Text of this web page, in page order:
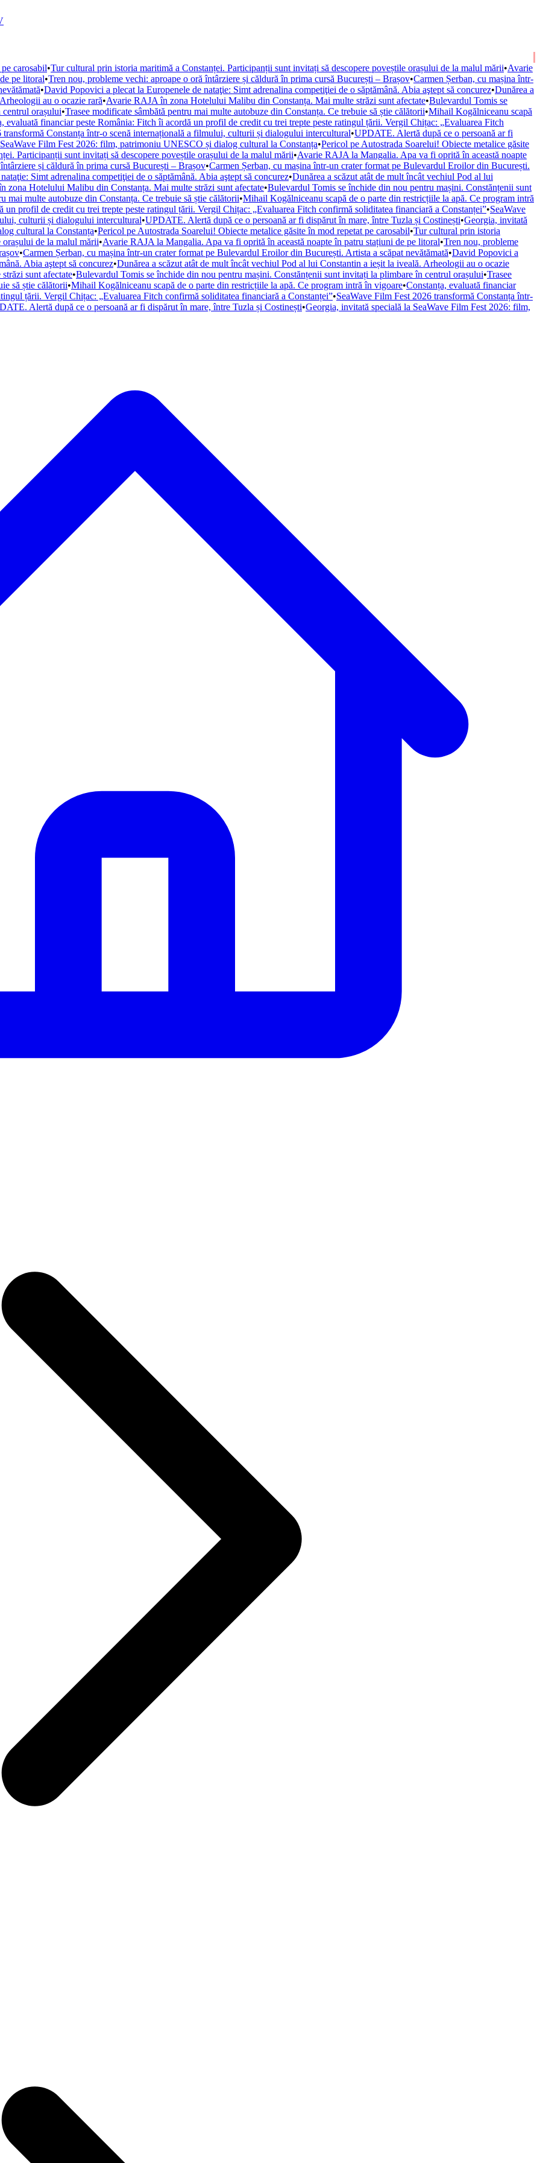
carosabil•Tur cultural prin istoria maritimă a Constanței. Participanții sunt invitați să descopere poveștile orașului de la malul mării•Avarie
pe litoral•Tren nou, probleme vechi: aproape o oră întârziere și căldură în prima cursă București – Brașov•Carmen Șerban, cu mașina într-
•David Popovici a plecat la Europenele de nataţie: Simt adrenalina competiţiei de o săptămână. Abia aştept să concurez•Dunărea a
au o ocazie rară•Avarie RAJA în zona Hotelului Malibu din Constanța. Mai multe străzi sunt afectate•Bulevardul Tomis se
orașului•Trasee modificate sâmbătă pentru mai multe autobuze din Constanța. Ce trebuie să știe călătorii•Mihail Kogălniceanu scapă
evaluată financiar peste România: Fitch îi acordă un profil de credit cu trei trepte peste ratingul țării. Vergil Chițac: „Evaluarea Fitch
transformă Constanța într-o scenă internațională a filmului, culturii și dialogului intercultural•UPDATE. Alertă după ce o persoană ar fi
Film Fest 2026: film, patrimoniu UNESCO și dialog cultural la Constanța•Pericol pe Autostrada Soarelui! Obiecte metalice găsite
Participanții sunt invitați să descopere poveștile orașului de la malul mării•Avarie RAJA la Mangalia. Apa va fi oprită în această noapte
și căldură în prima cursă București – Brașov•Carmen Șerban, cu mașina într-un crater format pe Bulevardul Eroilor din București.
Simt adrenalina competiţiei de o săptămână. Abia aştept să concurez•Dunărea a scăzut atât de mult încât vechiul Pod al lui
zona Hotelului Malibu din Constanța. Mai multe străzi sunt afectate•Bulevardul Tomis se închide din nou pentru mașini. Constănțenii sunt
mai multe autobuze din Constanța. Ce trebuie să știe călătorii•Mihail Kogălniceanu scapă de o parte din restricțiile la apă. Ce program intră
un profil de credit cu trei trepte peste ratingul țării. Vergil Chițac: „Evaluarea Fitch confirmă soliditatea financiară a Constanței”•SeaWave
culturii și dialogului intercultural•UPDATE. Alertă după ce o persoană ar fi dispărut în mare, între Tuzla și Costinești•Georgia, invitată
cultural la Constanța•Pericol pe Autostrada Soarelui! Obiecte metalice găsite în mod repetat pe carosabil•Tur cultural prin istoria
orașului de la malul mării•Avarie RAJA la Mangalia. Apa va fi oprită în această noapte în patru stațiuni de pe litoral•Tren nou, probleme
•Carmen Șerban, cu mașina într-un crater format pe Bulevardul Eroilor din București. Artista a scăpat nevătămată•David Popovici a
Abia aştept să concurez•Dunărea a scăzut atât de mult încât vechiul Pod al lui Constantin a ieșit la iveală. Arheologii au o ocazie
sunt afectate•Bulevardul Tomis se închide din nou pentru mașini. Constănțenii sunt invitați la plimbare în centrul orașului•Trasee
să știe călătorii•Mihail Kogălniceanu scapă de o parte din restricțiile la apă. Ce program intră în vigoare•Constanța, evaluată financiar
țării. Vergil Chițac: „Evaluarea Fitch confirmă soliditatea financiară a Constanței”•SeaWave Film Fest 2026 transformă Constanța într-
Alertă după ce o persoană ar fi dispărut în mare, între Tuzla și Costinești•Georgia, invitată specială la SeaWave Film Fest 2026: film,